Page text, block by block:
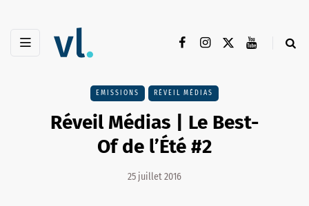
EMISSIONS RÉVEIL MÉDIAS
Réveil Médias | Le Best-
Of de l’Été #2
25 juillet 2016